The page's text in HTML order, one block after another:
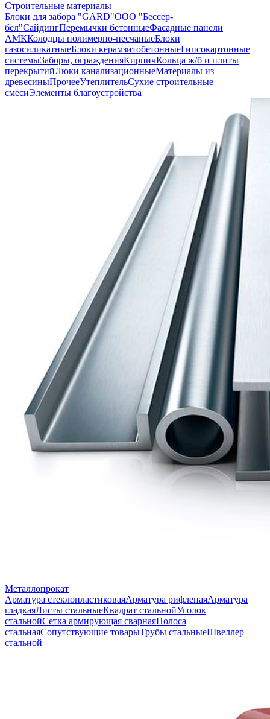
Строительные материалы
Блоки для забора "GARD"ООО "Бессер-
бел"СайдингПеремычки бетонныеФасадные панели
АМККолодцы полимерно-песчаныеБлоки
газосиликатныеБлоки керамзитобетонныеГипсокартонные
системыЗаборы, огражденияКирпичКольца ж/б и плиты
перекрытийЛюки канализационныеМатериалы из
древесиныПрочееУтеплительСухие строительные
смесиЭлементы благоустройства
Металлопрокат
Арматура стеклопластиковаяАрматура рифленаяАрматура
гладкаяЛисты стальныеКвадрат стальнойУголок
стальнойСетка армирующая сварнаяПолоса
стальнаяСопутствующие товарыТрубы стальныеШвеллер
стальной